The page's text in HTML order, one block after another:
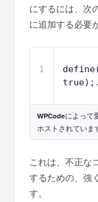
にするには、次
に追加する必要
1
true);.
WPCodeによって
ホストされていま
これは、不正な
するための、強
す。